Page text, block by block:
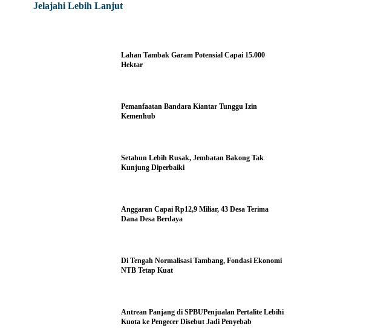
Jelajahi Lebih Lanjut
Lahan Tambak Garam Potensial Capai 15.000
Hektar
Pemanfaatan Bandara Kiantar Tunggu Izin
Kemenhub
Setahun Lebih Rusak, Jembatan Bakong Tak
Kunjung Diperbaiki
Anggaran Capai Rp12,9 Miliar, 43 Desa Terima
Dana Desa Berdaya
Di Tengah Normalisasi Tambang, Fondasi Ekonomi
NTB Tetap Kuat
Antrean Panjang di SPBUPenjualan Pertalite Lebihi
Kuota ke Pengecer Disebut Jadi Penyebab